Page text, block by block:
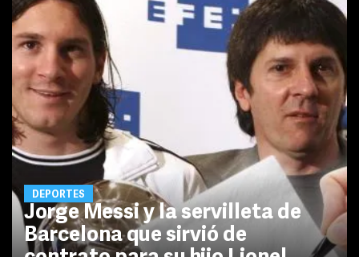
DEPORTES
Jorge Messi y la servilleta de
Barcelona que sirvió de